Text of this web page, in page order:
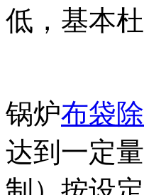
低，基本
锅炉布袋
达到一定